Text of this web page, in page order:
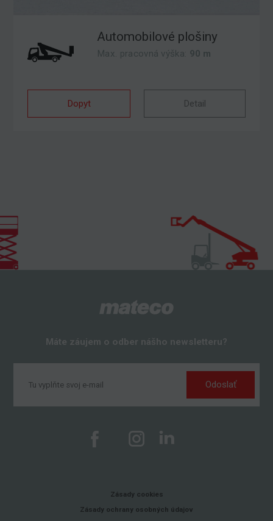
Automobilové plošiny
Max. pracovná výška: 90 m
Dopyt Detail
Máte záujem o odber nášho newsletteru?
Odoslať
Zásady cookies
Zásady ochrany osobných údajov